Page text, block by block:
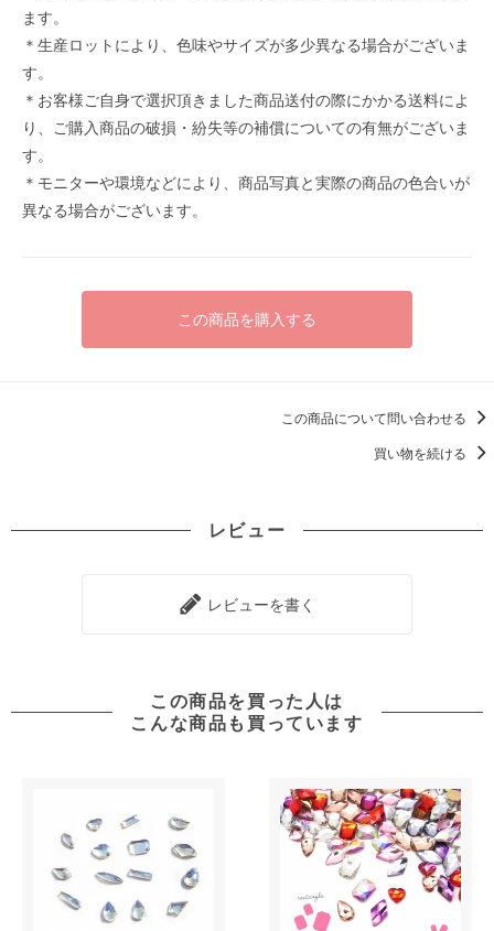
ます。
＊生産ロットにより、色味やサイズが多少異なる場合がございま
す。
＊お客様ご自身で選択頂きました商品送付の際にかかる送料によ
り、ご購入商品の破損・紛失等の補償についての有無がございま
す。
＊モニターや環境などにより、商品写真と実際の商品の色合いが
異なる場合がございます。
この商品を購入する
この商品について問い合わせる
買い物を続ける
レビュー
レビューを書く
この商品を買った人は
こんな商品も買っています